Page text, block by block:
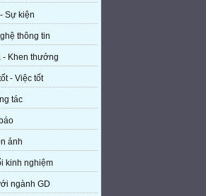
Sự kiện
thông tin
- Khen thưởng
- Việc tốt
tác
ảnh
kinh nghiệm
ngành GD